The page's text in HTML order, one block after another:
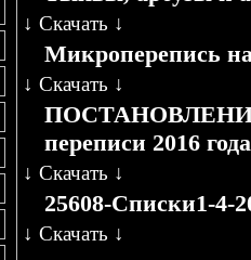
↓ Скачать ↓
Микроперепись
↓ Скачать ↓
ПОСТАНОВЛЕНИЕ о
переписи 2016
↓ Скачать ↓
25608-Списки1-4-
↓ Скачать ↓